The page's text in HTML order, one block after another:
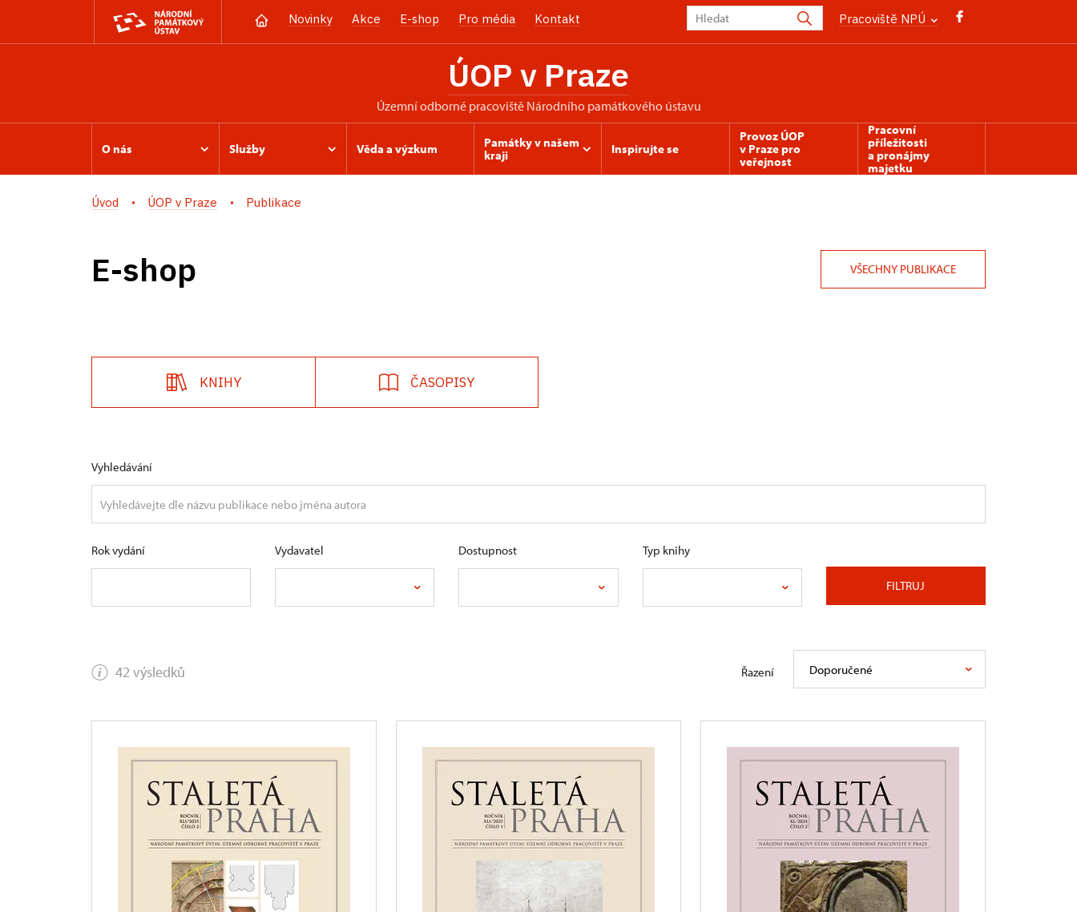
Novinky Akce E-shop Pro média Kontakt Pracoviště NPÚ
ÚOP v Praze
územní odborné pracoviště Národního památkového ústavu
O nás Služby Věda a výzkum
Památky v našem
kraji
Inspirujte se
Provoz ÚOP
v Praze pro
veřejnost
Pracovní
příležitosti
a pronájmy
majetku
Úvod ÚOP v Praze Publikace
E-shop VŠECHNY PUBLIKACE
KNIHY ČASOPISY
Vyhledávání
Rok vydání Vydavatel Dostupnost Typ knihy
FILTRUJ
42 výsledků Řazení Doporučené